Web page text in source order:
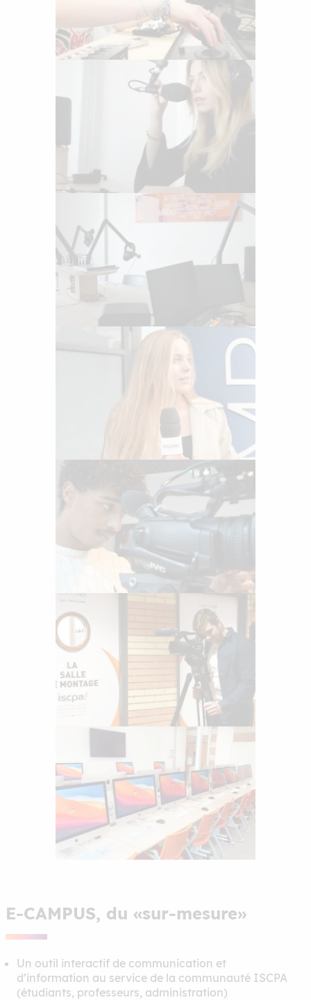
E-CAMPUS, du «sur-mesure»
Un outil interactif de communication et
d’information au service de la communauté ISCPA
(étudiants, professeurs, administration)